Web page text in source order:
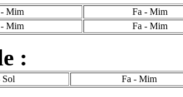
Mim
Fa - Mim
Mim
Fa - Mim
:
Sol Fa - Mim